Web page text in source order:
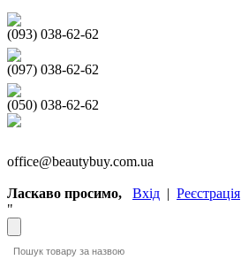
(093) 038-62-62
(097) 038-62-62
(050) 038-62-62
office@beautybuy.com.ua
Ласкаво просимо, Вхід | Реєстрація
"